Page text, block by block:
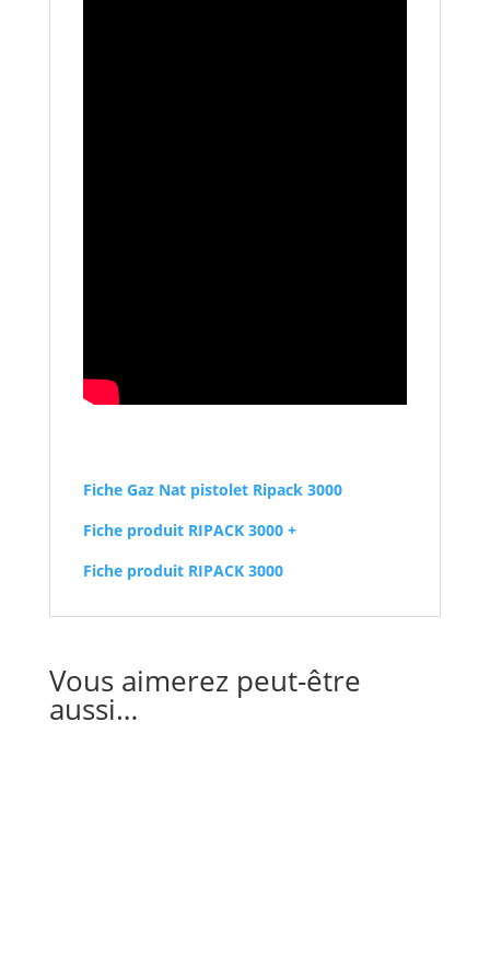
Fiche Gaz Nat pistolet Ripack 3000
Fiche produit RIPACK 3000 +
Fiche produit RIPACK 3000
Vous aimerez peut-être
aussi…